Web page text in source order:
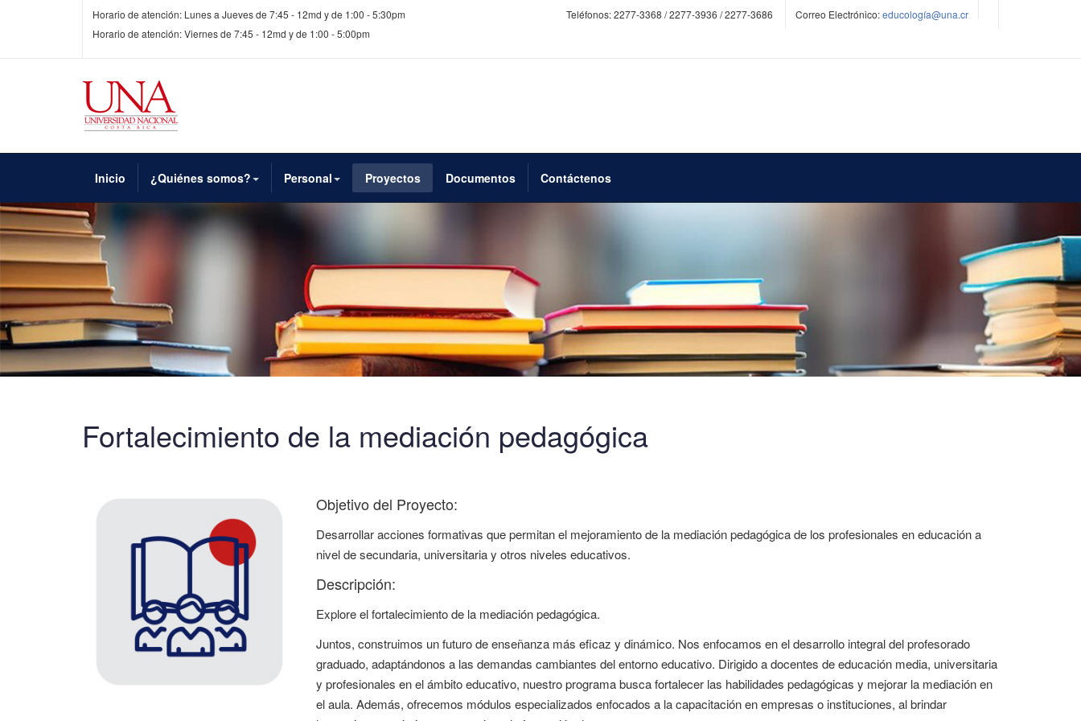
Horario de atención: Lunes a Jueves de 7:45 - 12md y de 1:00 - 5:30pm
Horario de atención: Viernes de 7:45 - 12md y de 1:00 - 5:00pm
Teléfonos:2277-3368 / 2277-3936 / 2277-3686 Correo Electrónico:educología@una.cr
Inicio ¿Quiénes somos? Personal Proyectos Documentos Contáctenos
Fortalecimiento de la mediación pedagógica
Objetivo del Proyecto:
Desarrollar acciones formativas que permitan el mejoramiento de la mediación pedagógica de los profesionales en educación a
nivel de secundaria, universitaria y otros niveles educativos.
Descripción:
Explore el fortalecimiento de la mediación pedagógica.
Juntos, construimos un futuro de enseñanza más eficaz y dinámico. Nos enfocamos en el desarrollo integral del profesorado
graduado, adaptándonos a las demandas cambiantes del entorno educativo. Dirigido a docentes de educación media, universitaria
y profesionales en el ámbito educativo, nuestro programa busca fortalecer las habilidades pedagógicas y mejorar la mediación en
el aula. Además, ofrecemos módulos especializados enfocados a la capacitación en empresas o instituciones, al brindar